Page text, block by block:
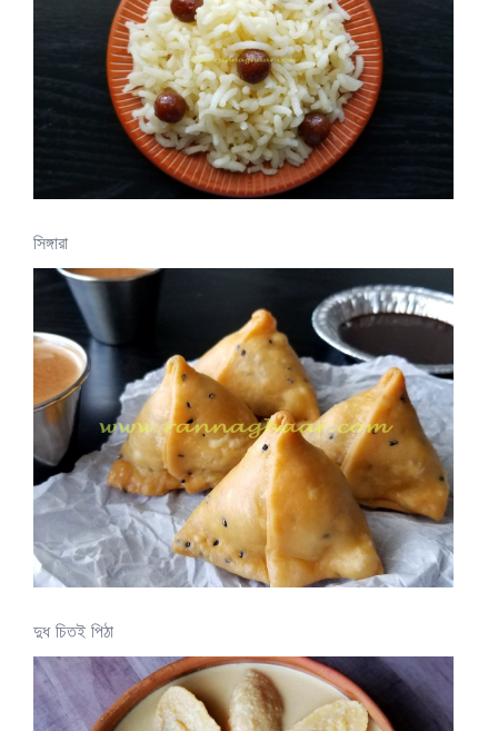
সিঙ্গারা
দুধ চিতই পিঠা